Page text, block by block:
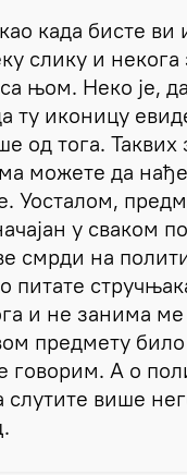
као када бисте
слику и
њом. Неко је,
ту иконицу
од тога. Таквих
можете да
Уосталом,
у сваком
смрди на
питате
и не занима
предмету
говорим. А о
више